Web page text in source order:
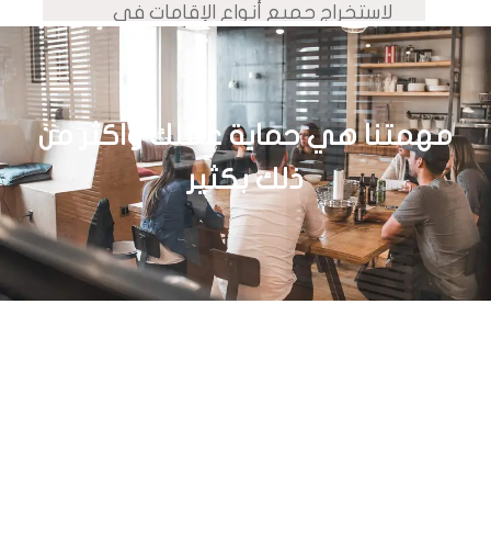
لاستخراج جميع أنواع الإقامات في
تركيا والإجراءات المتعلقة بها
مهمتنا هي حماية عملك وأكثر من
ذلك بكثير